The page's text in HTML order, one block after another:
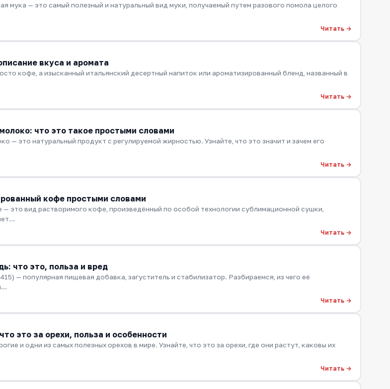
мука — это самый полезный и натуральный вид муки, получаемый путем разового помола целого
Читать →
вкуса и аромата
кофе, а изысканный итальянский десертный напиток или ароматизированный бленд, названный в
Читать →
что это такое простыми словами
— это натуральный продукт с регулируемой жирностью. Узнайте, что это значит и зачем его
Читать →
кофе простыми словами
это вид растворимого кофе, произведённый по особой технологии сублимационной сушки,
Читать →
что это, польза и вред
— популярная пищевая добавка, загуститель и стабилизатор. Разбираемся, из чего её
Читать →
это за орехи, польза и особенности
и одни из самых полезных орехов в мире. Узнайте, что это за орехи, где они растут, каковы их
Читать →